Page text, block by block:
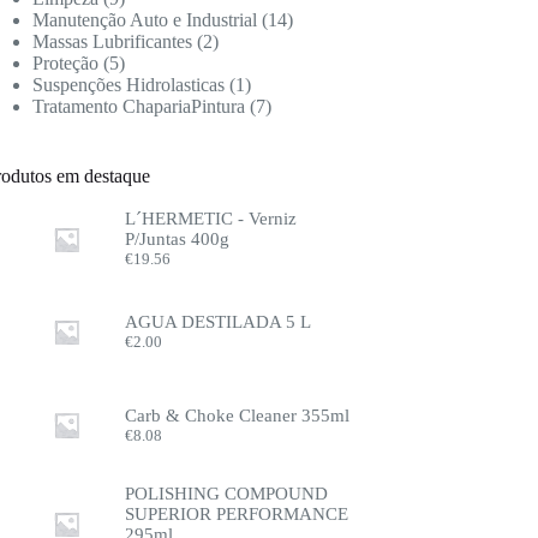
Manutenção Auto e Industrial
14
Massas Lubrificantes 2
Proteção 5
Suspenções Hidrolasticas 1
Tratamento ChapariaPintura
7
em destaque
L´HERMETIC - Verniz
P/Juntas 400g
€19.56
AGUA DESTILADA 5 L
€2.00
Carb & Choke Cleaner 355ml
€8.08
POLISHING COMPOUND
SUPERIOR PERFORMANCE
295ml